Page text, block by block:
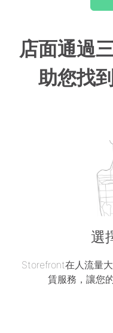
店面通過
助您找
選
Storefront在人流量
賃服務，讓您